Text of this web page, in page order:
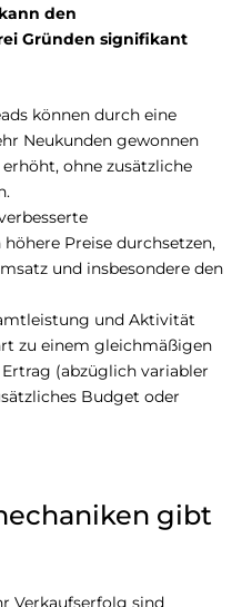
den
Gründen signifikant
können durch eine
Neukunden gewonnen
ohne zusätzliche
Preise durchsetzen,
und insbesondere den
und Aktivität
zu einem gleichmäßigen
(abzüglich variabler
Budget oder
gibt
Verkaufserfolg sind